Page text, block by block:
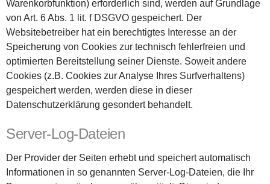
Warenkorbfunktion) erforderlich sind, werden auf Grundlage
von Art. 6 Abs. 1 lit. f DSGVO gespeichert. Der
Websitebetreiber hat ein berechtigtes Interesse an der
Speicherung von Cookies zur technisch fehlerfreien und
optimierten Bereitstellung seiner Dienste. Soweit andere
Cookies (z.B. Cookies zur Analyse Ihres Surfverhaltens)
gespeichert werden, werden diese in dieser
Datenschutzerklärung gesondert behandelt.
Server-Log-Dateien
Der Provider der Seiten erhebt und speichert automatisch
Informationen in so genannten Server-Log-Dateien, die Ihr